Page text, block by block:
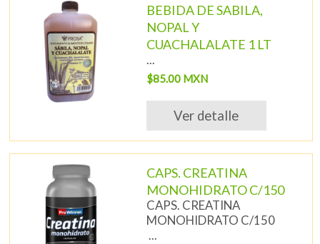
BEBIDA DE SABILA,
NOPAL Y
CUACHALALATE 1 LT
...
$85.00 MXN
Ver detalle
CAPS. CREATINA
MONOHIDRATO C/150
CAPS. CREATINA
MONOHIDRATO C/150
...